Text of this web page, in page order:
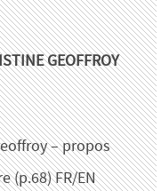
GEOFFROY
– propos
(p.68) FR/EN